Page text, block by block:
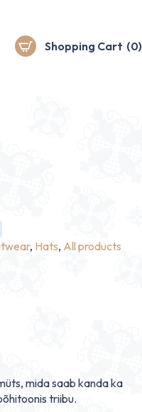
Shopping Cart (0)
, Hats, All products
mida saab kanda ka
triibu.